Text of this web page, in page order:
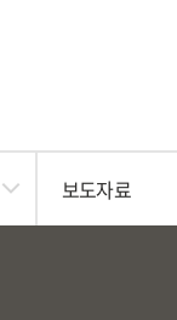
보도자료